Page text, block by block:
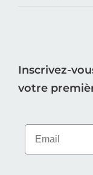
Inscrivez-
votre